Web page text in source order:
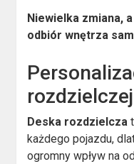
Niewielka zmiana,
odbiór wnętrza
Deska rozdzielcza
każdego pojazdu,
ogromny wpływ na